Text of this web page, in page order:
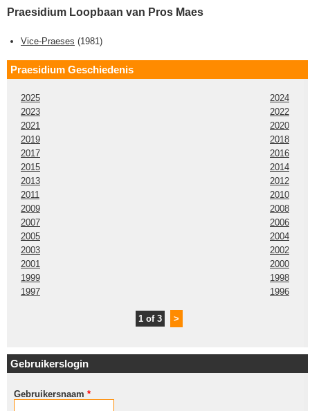
Praesidium Loopbaan van Pros Maes
Vice-Praeses (1981)
Praesidium Geschiedenis
2025
2024
2023
2022
2021
2020
2019
2018
2017
2016
2015
2014
2013
2012
2011
2010
2009
2008
2007
2006
2005
2004
2003
2002
2001
2000
1999
1998
1997
1996
1 of 3 >
Gebruikerslogin
Gebruikersnaam *